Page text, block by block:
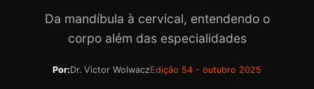
Da mandíbula à cervical, entendendo o
corpo além das especialidades
Por:Dr. Victor WolwaczEdição 54 - outubro 2025